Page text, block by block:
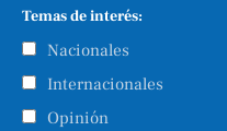
Temas de interés:
Nacionales
Internacionales
Opinión